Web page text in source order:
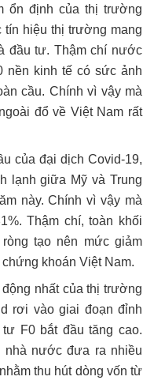
ổn định của thị trường
tín hiệu thị trường mang
đầu tư. Thậm chí nước
nền kinh tế có sức ảnh
cầu. Chính vì vậy mà
đổ về Việt Nam rất
của đại dịch Covid-19,
lạnh giữa Mỹ và Trung
này. Chính vì vậy mà
Thậm chí, toàn khối
tạo nên mức giảm
khoán Việt Nam.
nhất của thị trường
rơi vào giai đoạn đỉnh
F0 bắt đầu tăng cao.
nhà nước đưa ra nhiều
thu hút dòng vốn từ